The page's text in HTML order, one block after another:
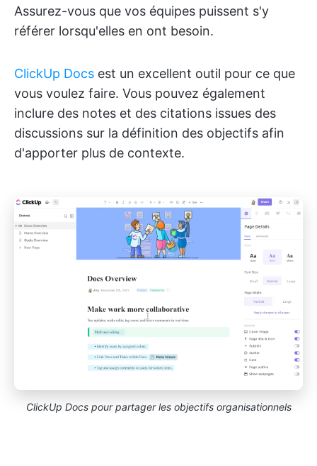
Assurez-vous que vos équipes puissent s'y
référer lorsqu'elles en ont besoin.
ClickUp Docs est un excellent outil pour ce que
vous voulez faire. Vous pouvez également
inclure des notes et des citations issues des
discussions sur la définition des objectifs afin
d'apporter plus de contexte.
ClickUp Docs pour partager les objectifs organisationnels